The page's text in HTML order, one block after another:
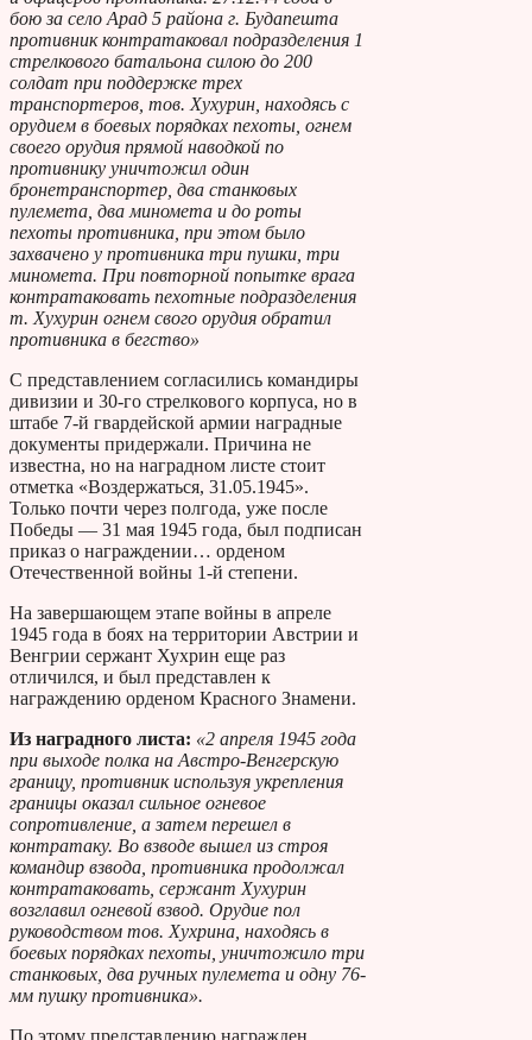
бою за село Арад 5 района г. Будапешта
противник контратаковал подразделения 1
стрелкового батальона силою до 200
солдат при поддержке трех
транспортеров, тов. Хухурин, находясь с
орудием в боевых порядках пехоты, огнем
своего орудия прямой наводкой по
противнику уничтожил один
бронетранспортер, два станковых
пулемета, два миномета и до роты
пехоты противника, при этом было
захвачено у противника три пушки, три
миномета. При повторной попытке врага
контратаковать пехотные подразделения
т. Хухурин огнем свого орудия обратил
противника в бегство»
С представлением согласились командиры
дивизии и 30-го стрелкового корпуса, но в
штабе 7-й гвардейской армии наградные
документы придержали. Причина не
известна, но на наградном листе стоит
отметка «Воздержаться, 31.05.1945».
Только почти через полгода, уже после
Победы — 31 мая 1945 года, был подписан
приказ о награждении… орденом
Отечественной войны 1-й степени.
На завершающем этапе войны в апреле
1945 года в боях на территории Австрии и
Венгрии сержант Хухрин еще раз
отличился, и был представлен к
награждению орденом Красного Знамени.
Из наградного листа: «2 апреля 1945 года
при выходе полка на Австро-Венгерскую
границу, противник используя укрепления
границы оказал сильное огневое
сопротивление, а затем перешел в
контратаку. Во взводе вышел из строя
командир взвода, противника продолжал
контратаковать, сержант Хухурин
возглавил огневой взвод. Орудие пол
руководством тов. Хухрина, находясь в
боевых порядках пехоты, уничтожило три
станковых, два ручных пулемета и одну 76-
мм пушку противника».
По этому представлению награжден